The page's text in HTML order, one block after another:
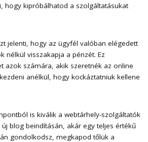
hogy kipróbálhatod a szolgáltatásukat
jelenti, hogy az ügyfél valóban elégedett
nélkül visszakapja a pénzét. Ez
azok számára, akik szeretnék az online
anélkül, hogy kockáztatniuk kellene
is kiválik a webtárhely-szolgáltatók
blog beindításán, akár egy teljes értékű
gondolkodsz, megkapod tőlük a